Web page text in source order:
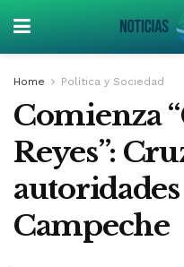
Home Política y Sociedad
Comienza
Reyes”:
Campeche